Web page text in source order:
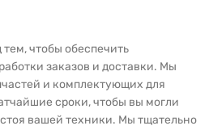
чтобы обеспечить
заказов и доставки. Мы
и комплектующих для
сроки, чтобы вы могли
вашей техники. Мы тщательно